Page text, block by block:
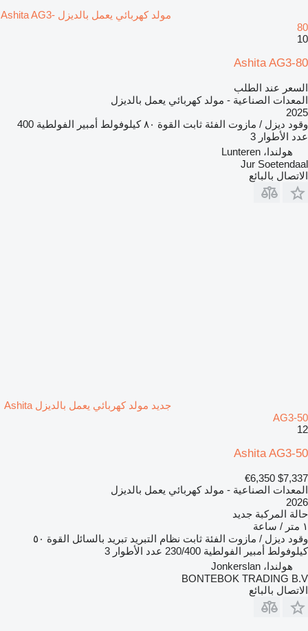
مولد كهربائي يعمل بالديزل Ashita AG3-
80
10
Ashita AG3-80
السعر عند الطلب
المعدات الصناعية - مولد كهربائي يعمل بالديزل
2025
وقود ديزل / مازوت الفئة ثابت القوة ٨٠ كيلوفولط أمبير الفولطية 400
عدد الأطوار 3
هولندا، Lunteren
Jur Soetendaal
الاتصال بالبائع
جديد مولد كهربائي يعمل بالديزل Ashita
AG3-50
12
Ashita AG3-50
$7,337
€6,350
المعدات الصناعية - مولد كهربائي يعمل بالديزل
2026
حالة المركبة جديد
١ متر / ساعة
وقود ديزل / مازوت الفئة ثابت نظام التبريد تبريد بالسائل القوة ٥٠
كيلوفولط أمبير الفولطية 230/400 عدد الأطوار 3
هولندا، Jonkerslan
BONTEBOK TRADING B.V
الاتصال بالبائع